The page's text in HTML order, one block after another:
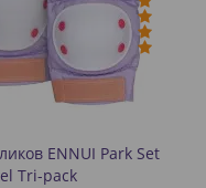
ENNUI Park Set
Tri-pack